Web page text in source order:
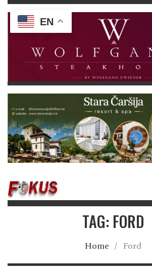
TAG: FORD
Home / Ford
EN